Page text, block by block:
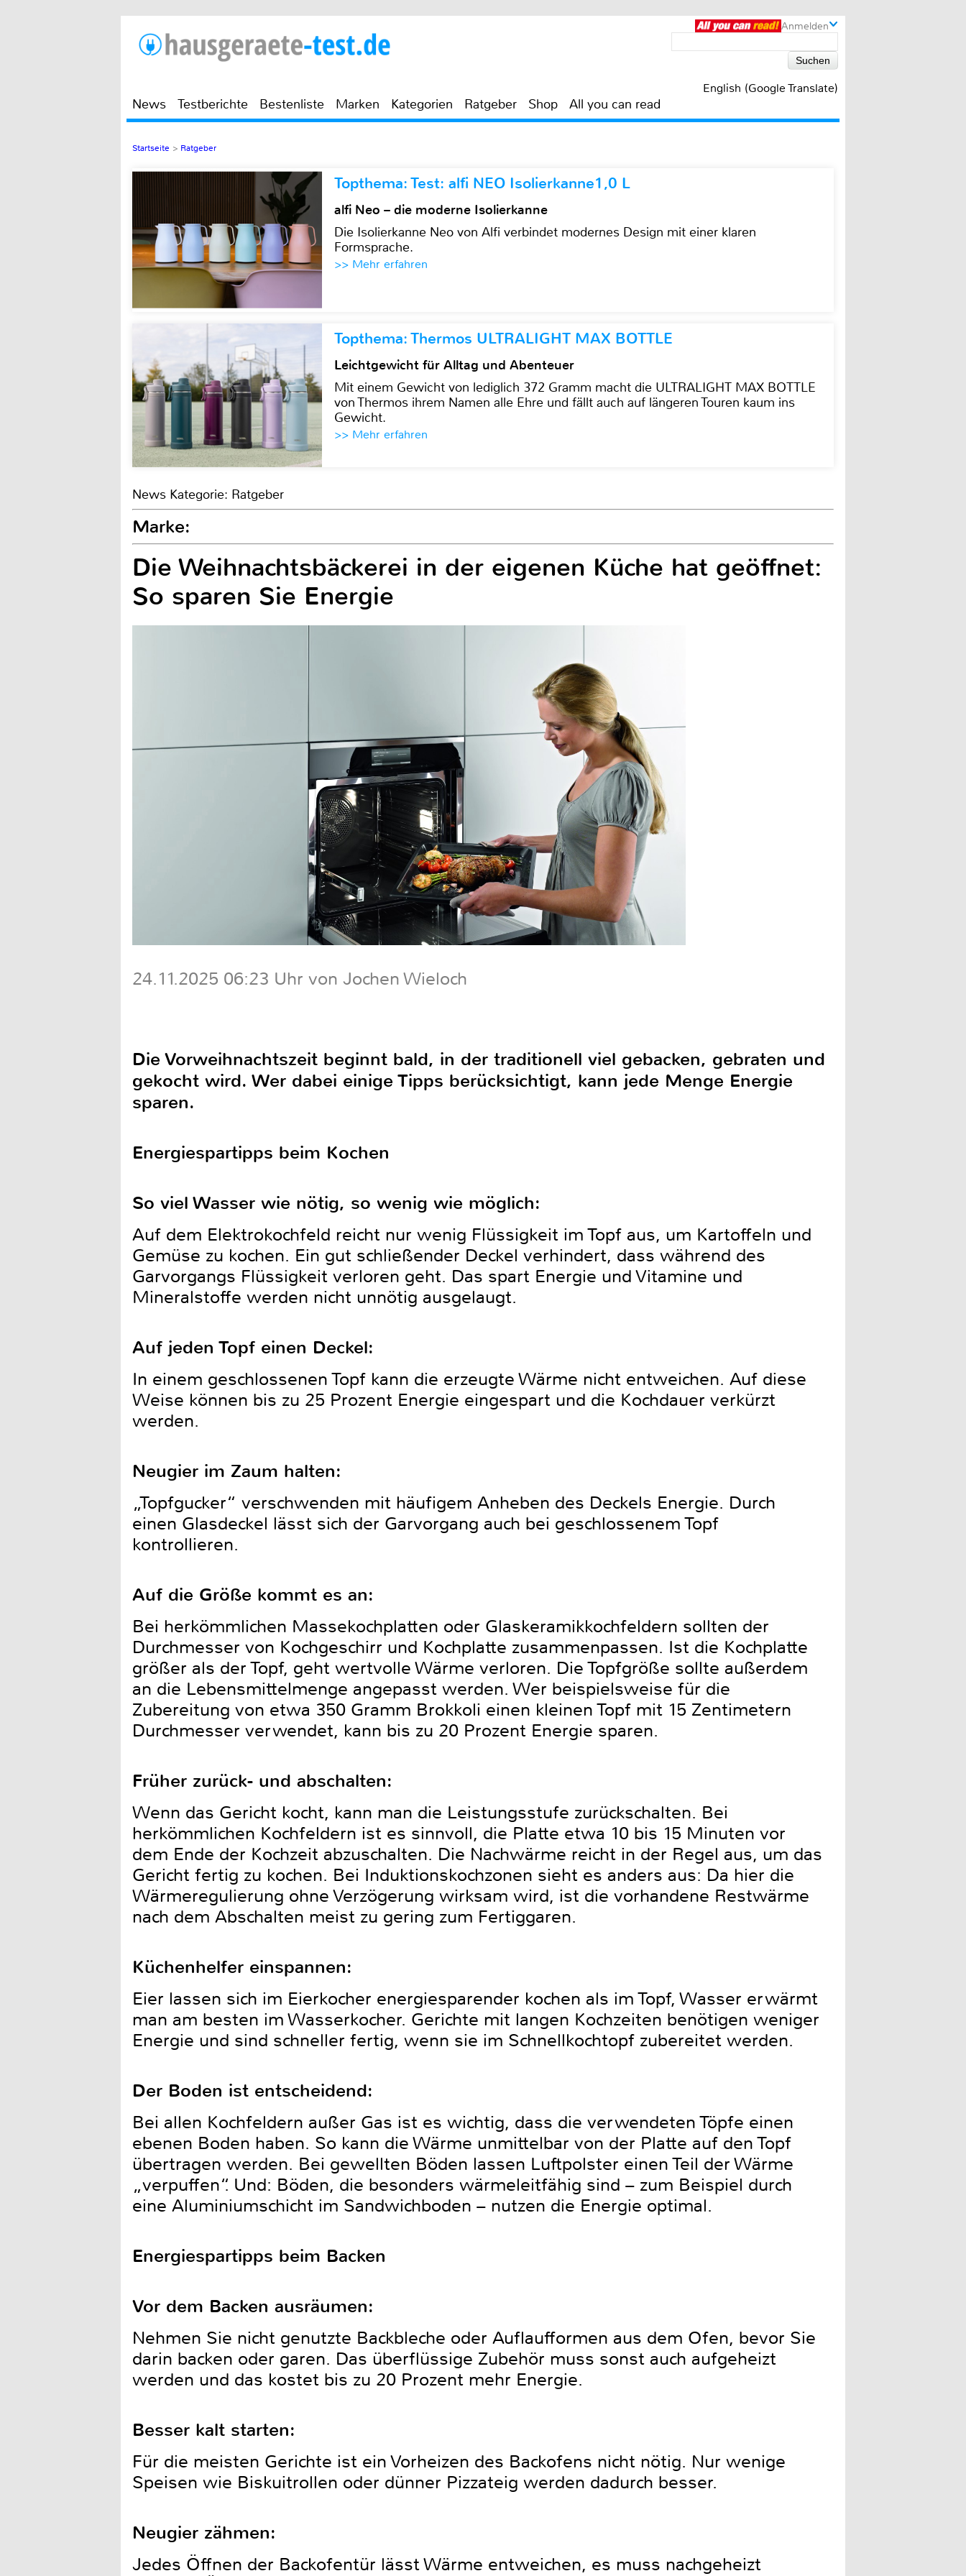
Anmelden
English (Google Translate)
News Testberichte Bestenliste Marken Kategorien Ratgeber Shop All you can read
Startseite > Ratgeber
Topthema: Test: alfi NEO Isolierkanne1,0 L
alfi Neo – die moderne Isolierkanne
Die Isolierkanne Neo von Alfi verbindet modernes Design mit einer klaren
Formsprache.
>> Mehr erfahren
Topthema: Thermos ULTRALIGHT MAX BOTTLE
Leichtgewicht für Alltag und Abenteuer
Mit einem Gewicht von lediglich 372 Gramm macht die ULTRALIGHT MAX BOTTLE
von Thermos ihrem Namen alle Ehre und fällt auch auf längeren Touren kaum ins
Gewicht.
>> Mehr erfahren
News Kategorie: Ratgeber
Marke:
Die Weihnachtsbäckerei in der eigenen Küche hat geöffnet:
So sparen Sie Energie
24.11.2025 06:23 Uhr von Jochen Wieloch
Die Vorweihnachtszeit beginnt bald, in der traditionell viel gebacken, gebraten und
gekocht wird. Wer dabei einige Tipps berücksichtigt, kann jede Menge Energie
sparen.
Energiespartipps beim Kochen
So viel Wasser wie nötig, so wenig wie möglich:
Auf dem Elektrokochfeld reicht nur wenig Flüssigkeit im Topf aus, um Kartoffeln und
Gemüse zu kochen. Ein gut schließender Deckel verhindert, dass während des
Garvorgangs Flüssigkeit verloren geht. Das spart Energie und Vitamine und
Mineralstoffe werden nicht unnötig ausgelaugt.
Auf jeden Topf einen Deckel:
In einem geschlossenen Topf kann die erzeugte Wärme nicht entweichen. Auf diese
Weise können bis zu 25 Prozent Energie eingespart und die Kochdauer verkürzt
werden.
Neugier im Zaum halten:
„Topfgucker“ verschwenden mit häufigem Anheben des Deckels Energie. Durch
einen Glasdeckel lässt sich der Garvorgang auch bei geschlossenem Topf
kontrollieren.
Auf die Größe kommt es an:
Bei herkömmlichen Massekochplatten oder Glaskeramikkochfeldern sollten der
Durchmesser von Kochgeschirr und Kochplatte zusammenpassen. Ist die Kochplatte
größer als der Topf, geht wertvolle Wärme verloren. Die Topfgröße sollte außerdem
an die Lebensmittelmenge angepasst werden. Wer beispielsweise für die
Zubereitung von etwa 350 Gramm Brokkoli einen kleinen Topf mit 15 Zentimetern
Durchmesser verwendet, kann bis zu 20 Prozent Energie sparen.
Früher zurück- und abschalten:
Wenn das Gericht kocht, kann man die Leistungsstufe zurückschalten. Bei
herkömmlichen Kochfeldern ist es sinnvoll, die Platte etwa 10 bis 15 Minuten vor
dem Ende der Kochzeit abzuschalten. Die Nachwärme reicht in der Regel aus, um das
Gericht fertig zu kochen. Bei Induktionskochzonen sieht es anders aus: Da hier die
Wärmeregulierung ohne Verzögerung wirksam wird, ist die vorhandene Restwärme
nach dem Abschalten meist zu gering zum Fertiggaren.
Küchenhelfer einspannen:
Eier lassen sich im Eierkocher energiesparender kochen als im Topf, Wasser erwärmt
man am besten im Wasserkocher. Gerichte mit langen Kochzeiten benötigen weniger
Energie und sind schneller fertig, wenn sie im Schnellkochtopf zubereitet werden.
Der Boden ist entscheidend:
Bei allen Kochfeldern außer Gas ist es wichtig, dass die verwendeten Töpfe einen
ebenen Boden haben. So kann die Wärme unmittelbar von der Platte auf den Topf
übertragen werden. Bei gewellten Böden lassen Luftpolster einen Teil der Wärme
„verpuffen“. Und: Böden, die besonders wärmeleitfähig sind – zum Beispiel durch
eine Aluminiumschicht im Sandwichboden – nutzen die Energie optimal.
Energiespartipps beim Backen
Vor dem Backen ausräumen:
Nehmen Sie nicht genutzte Backbleche oder Auflaufformen aus dem Ofen, bevor Sie
darin backen oder garen. Das überflüssige Zubehör muss sonst auch aufgeheizt
werden und das kostet bis zu 20 Prozent mehr Energie.
Besser kalt starten:
Für die meisten Gerichte ist ein Vorheizen des Backofens nicht nötig. Nur wenige
Speisen wie Biskuitrollen oder dünner Pizzateig werden dadurch besser.
Neugier zähmen:
Jedes Öffnen der Backofentür lässt Wärme entweichen, es muss nachgeheizt